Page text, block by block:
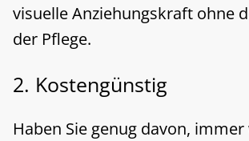
visuelle Anziehungskraft ohne
der Pflege.
2. Kostengünstig
Haben Sie genug davon,